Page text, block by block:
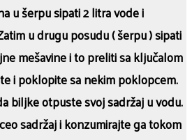
u šerpu sipati 2 litra vode i
u drugu posudu ( šerpu ) sipati
mešavine i to preliti sa ključalom
i poklopite sa nekim poklopcem.
biljke otpuste svoj sadržaj u vodu.
sadržaj i konzumirajte ga tokom